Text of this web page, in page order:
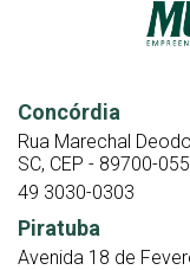
Concórdia
Rua Marechal
SC, CEP - 89700-055
49 3030-0303
Piratuba
Avenida 18 de